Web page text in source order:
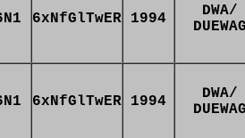
6xNfGlTwER 1994
DWA/
6xNfGlTwER 1994
DWA/